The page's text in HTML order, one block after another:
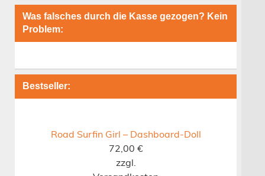
Was falsches durch die Kasse gezogen? Kein
Problem:
Bestseller:
Road Surfin Girl – Dashboard-Doll
72,00 €
zzgl.